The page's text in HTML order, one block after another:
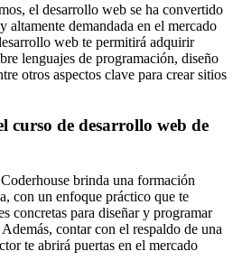
el desarrollo web se ha convertido
altamente demandada en el mercado
web te permitirá adquirir
lenguajes de programación, diseño
otros aspectos clave para crear sitios
curso de desarrollo web de
brinda una formación
con un enfoque práctico que te
concretas para diseñar y programar
contar con el respaldo de una
te abrirá puertas en el mercado